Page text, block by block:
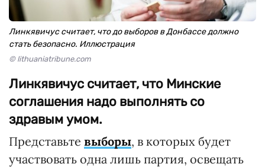
Линкявичус считает, что до выборов в Донбассе должно
стать безопасно. Иллюстрация
© lithuaniatribune.com
Линкявичус считает, что Минские
соглашения надо выполнять со
здравым умом.
Представьте выборы, в которых будет
участвовать одна лишь партия, освещать